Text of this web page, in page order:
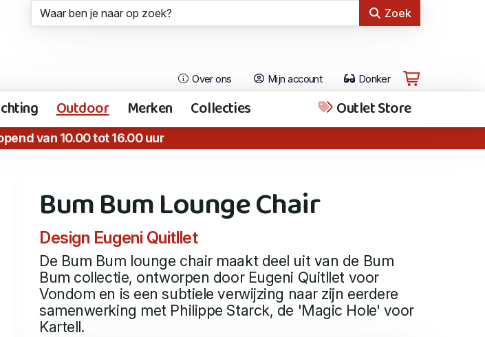
Zoek
Over ons Mijn account Donker
Outdoor Merken Collecties Outlet Store
van 10.00 tot 16.00 uur
Bum Bum Lounge Chair
Design Eugeni Quitllet
De Bum Bum lounge chair maakt deel uit van de Bum
Bum collectie, ontworpen door Eugeni Quitllet voor
Vondom en is een subtiele verwijzing naar zijn eerdere
samenwerking met Philippe Starck, de 'Magic Hole' voor
Kartell.